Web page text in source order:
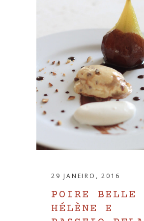
29 JANEIRO, 2016
POIRE BELLE
HÉLÈNE E